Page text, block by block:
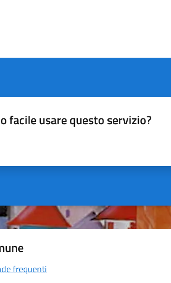
facile usare questo servizio?
frequenti